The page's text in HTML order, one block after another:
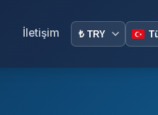
İletişim